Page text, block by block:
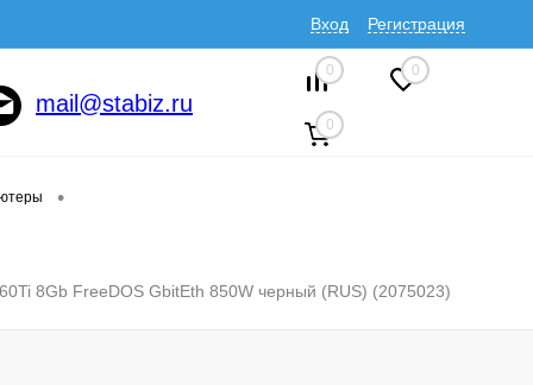
Вход Регистрация
mail@stabiz.ru
0 0
0
•
8Gb FreeDOS GbitEth 850W черный (RUS) (2075023)